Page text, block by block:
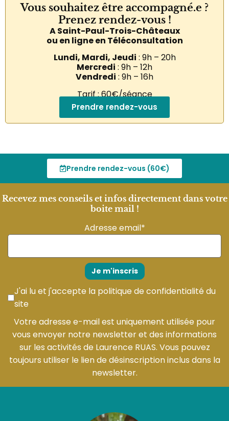
Vous souhaitez être accompagné.e ?
Prenez rendez-vous !
A Saint-Paul-Trois-Châteaux
ou en ligne en Téléconsultation
Lundi, Mardi, Jeudi : 9h – 20h
Mercredi : 9h – 12h
Vendredi : 9h – 16h
Tarif : 60€/séance
Prendre rendez-vous
Prendre rendez-vous (60€)
Recevez mes conseils et infos directement dans votre
boite mail !
Adresse email*
J'ai lu et j'accepte la politique de confidentialité du
site
Votre adresse e-mail est uniquement utilisée pour
vous envoyer notre newsletter et des informations
sur les activités de Laurence RUAS. Vous pouvez
toujours utiliser le lien de désinscription inclus dans la
newsletter.